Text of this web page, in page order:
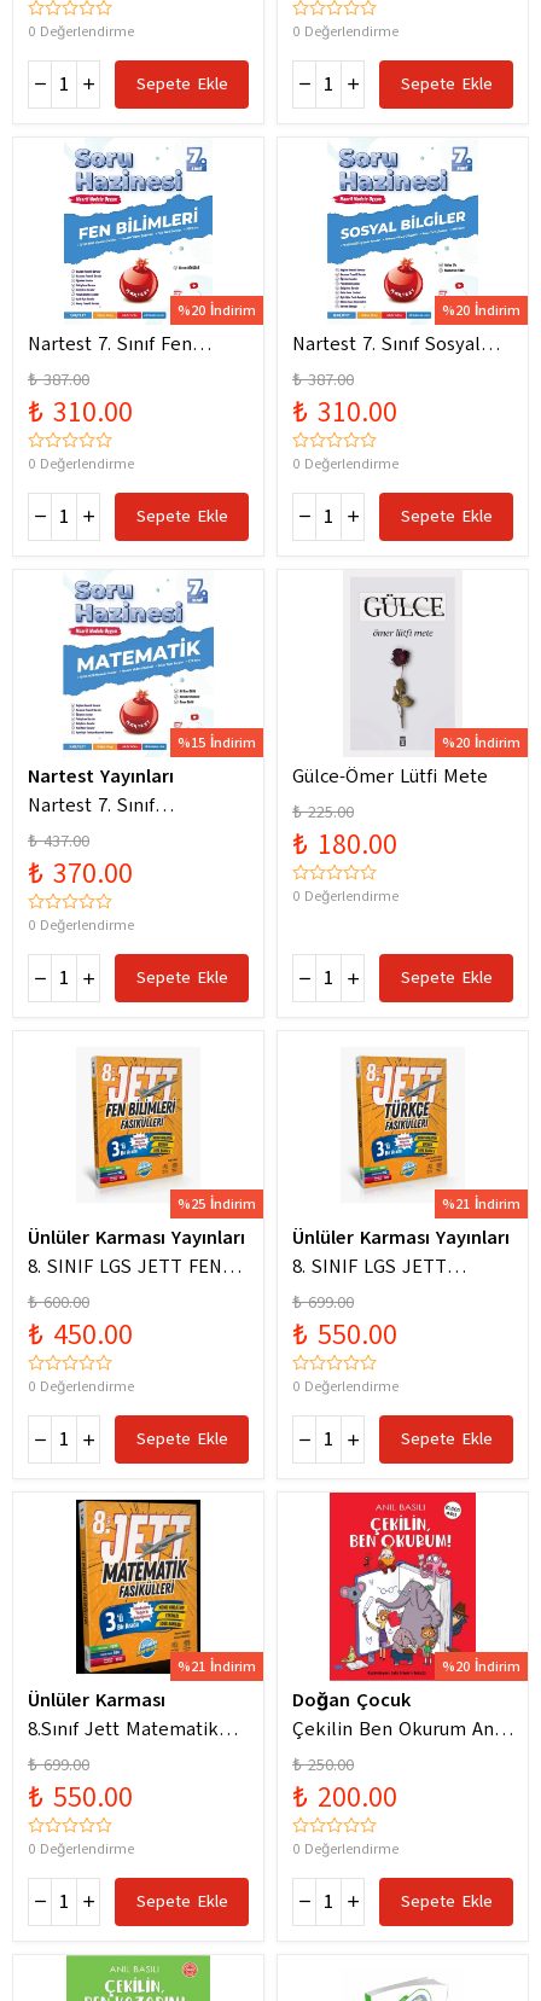
0 Değerlendirme
Sepete Ekle
0 Değerlendirme
Sepete Ekle
%20 İndirim
Nartest 7. Sınıf Fen
Bilimleri Soru Hazinesi
Yeni Maarif Modele
Uygun
₺ 387.00
₺ 310.00
0 Değerlendirme
Sepete Ekle
%20 İndirim
Nartest 7. Sınıf Sosyal
Bilgiler Soru Hazinesi
Yeni Maarif Modele
Uygun
₺ 387.00
₺ 310.00
0 Değerlendirme
Sepete Ekle
%15 İndirim
Nartest Yayınları
Nartest 7. Sınıf
Matematik Soru Hazinesi
₺ 437.00
₺ 370.00
0 Değerlendirme
Sepete Ekle
%20 İndirim
Gülce-Ömer Lütfi Mete
₺ 225.00
₺ 180.00
0 Değerlendirme
Sepete Ekle
%25 İndirim
Ünlüler Karması Yayınları
8. SINIF LGS JETT FEN
BİLİMLERİ FASİKÜLLERİ
₺ 600.00
₺ 450.00
0 Değerlendirme
Sepete Ekle
%21 İndirim
Ünlüler Karması Yayınları
8. SINIF LGS JETT
TÜRKÇE FASİKÜLLERİ
₺ 699.00
₺ 550.00
0 Değerlendirme
Sepete Ekle
%21 İndirim
Ünlüler Karması
8.Sınıf Jett Matematik
Fasiküller Soru Bankası /
Kolektif / Ünlüler
Karması / 9786256529786
₺ 699.00
₺ 550.00
0 Değerlendirme
Sepete Ekle
%20 İndirim
Doğan Çocuk
Çekilin Ben Okurum Anıl
Basılı Eğlenceli
Hikayeler
₺ 250.00
₺ 200.00
0 Değerlendirme
Sepete Ekle